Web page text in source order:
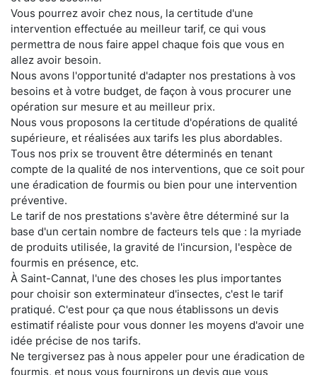
Vous pourrez avoir chez nous, la certitude d'une
intervention effectuée au meilleur tarif, ce qui vous
permettra de nous faire appel chaque fois que vous en
allez avoir besoin.
Nous avons l'opportunité d'adapter nos prestations à vos
besoins et à votre budget, de façon à vous procurer une
opération sur mesure et au meilleur prix.
Nous vous proposons la certitude d'opérations de qualité
supérieure, et réalisées aux tarifs les plus abordables.
Tous nos prix se trouvent être déterminés en tenant
compte de la qualité de nos interventions, que ce soit pour
une éradication de fourmis ou bien pour une intervention
préventive.
Le tarif de nos prestations s'avère être déterminé sur la
base d'un certain nombre de facteurs tels que : la myriade
de produits utilisée, la gravité de l'incursion, l'espèce de
fourmis en présence, etc.
À Saint-Cannat, l'une des choses les plus importantes
pour choisir son exterminateur d'insectes, c'est le tarif
pratiqué. C'est pour ça que nous établissons un devis
estimatif réaliste pour vous donner les moyens d'avoir une
idée précise de nos tarifs.
Ne tergiversez pas à nous appeler pour une éradication de
fourmis, et nous vous fournirons un devis que vous